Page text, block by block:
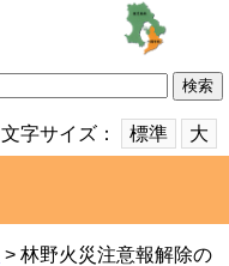
文字サイズ：
標準 大
> 林野火災注意報解除の